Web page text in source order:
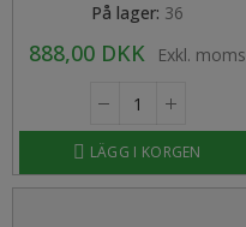
På lager: 36
888,00 DKK Exkl. moms
LÄGG I KORGEN